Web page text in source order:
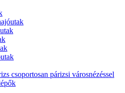
csoportosan párizsi városnézéssel